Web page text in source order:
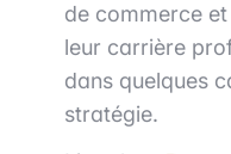
de commerce et
leur carrière
dans quelques
stratégie.